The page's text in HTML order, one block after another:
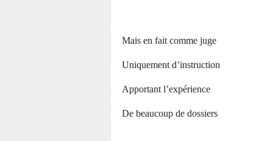
Mais en fait comme juge
Uniquement d’instruction
Apportant l’expérience
De beaucoup de dossiers